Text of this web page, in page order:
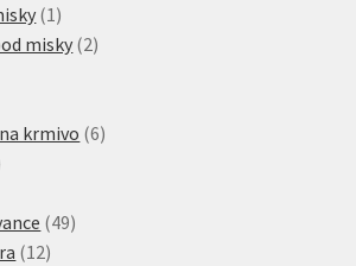
1 1
produkt
misky 22
krmivo 66
4949
1212